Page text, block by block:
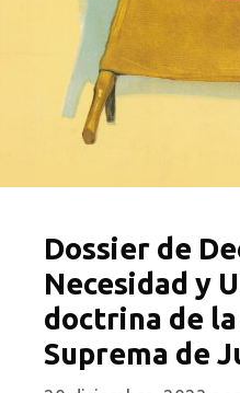
Dossier de
Necesidad y
doctrina de
Suprema de